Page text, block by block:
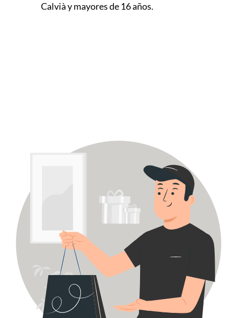
Calvià y mayores de 16 años.